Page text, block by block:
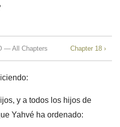
— All Chapters Chapter 18 ›
y a todos los hijos de
Yahvé ha ordenado: